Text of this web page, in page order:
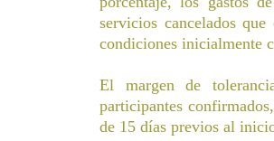
servicios cancelados
condiciones inicialmente
El margen de
participantes
de 15 días previos al